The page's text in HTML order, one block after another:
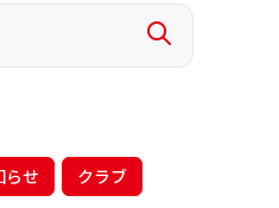
らせ クラブ